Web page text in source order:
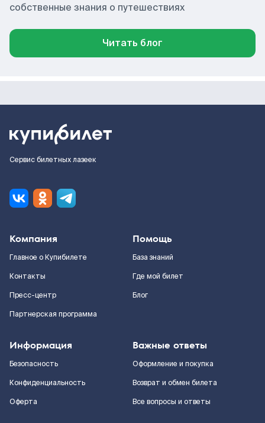
собственные знания о путешествиях
Читать блог
Сервис билетных лазеек
Компания
Главное о Купибилете
Контакты
Пресс-центр
Партнерская программа
Помощь
База знаний
Где мой билет
Блог
Информация
Безопасность
Конфиденциальность
Оферта
Важные ответы
Оформление и покупка
Возврат и обмен билета
Все вопросы и ответы